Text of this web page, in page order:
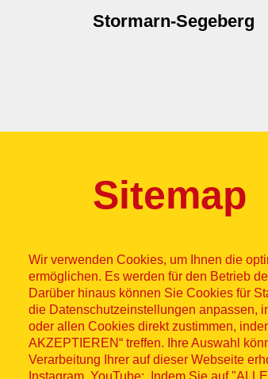
Stormarn-Segeberg
Wir verwenden Cookies, um Ihnen die
ermöglichen. Es werden für den Betrieb
Darüber hinaus können Sie Cookies für
die Datenschutzeinstellungen anpassen,
oder allen Cookies direkt zustimmen,
AKZEPTIEREN“ treffen. Ihre Auswahl
Verarbeitung Ihrer auf dieser Webseite
Sitemap
© ASB
2026